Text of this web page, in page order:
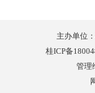
主办单位
桂ICP备
管理